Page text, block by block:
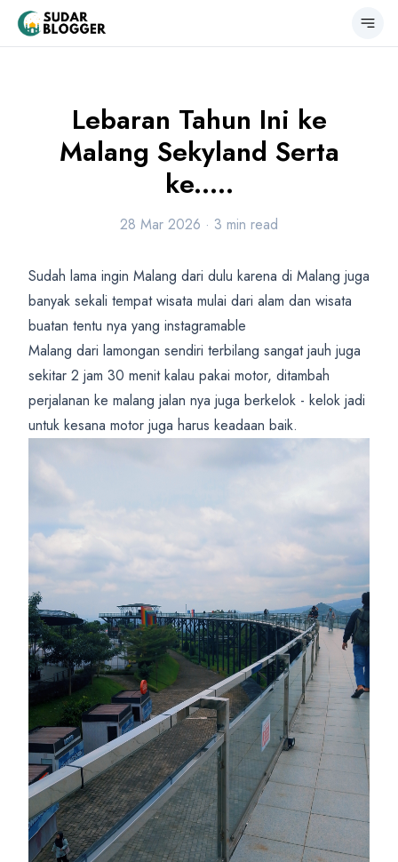
Lebaran Tahun Ini ke
Malang Sekyland Serta
ke.....
28 Mar 2026 · 3 min read
Sudah lama ingin Malang dari dulu karena di Malang juga
banyak sekali tempat wisata mulai dari alam dan wisata
buatan tentu nya yang instagramable
Malang dari lamongan sendiri terbilang sangat jauh juga
sekitar 2 jam 30 menit kalau pakai motor, ditambah
perjalanan ke malang jalan nya juga berkelok - kelok jadi
untuk kesana motor juga harus keadaan baik.